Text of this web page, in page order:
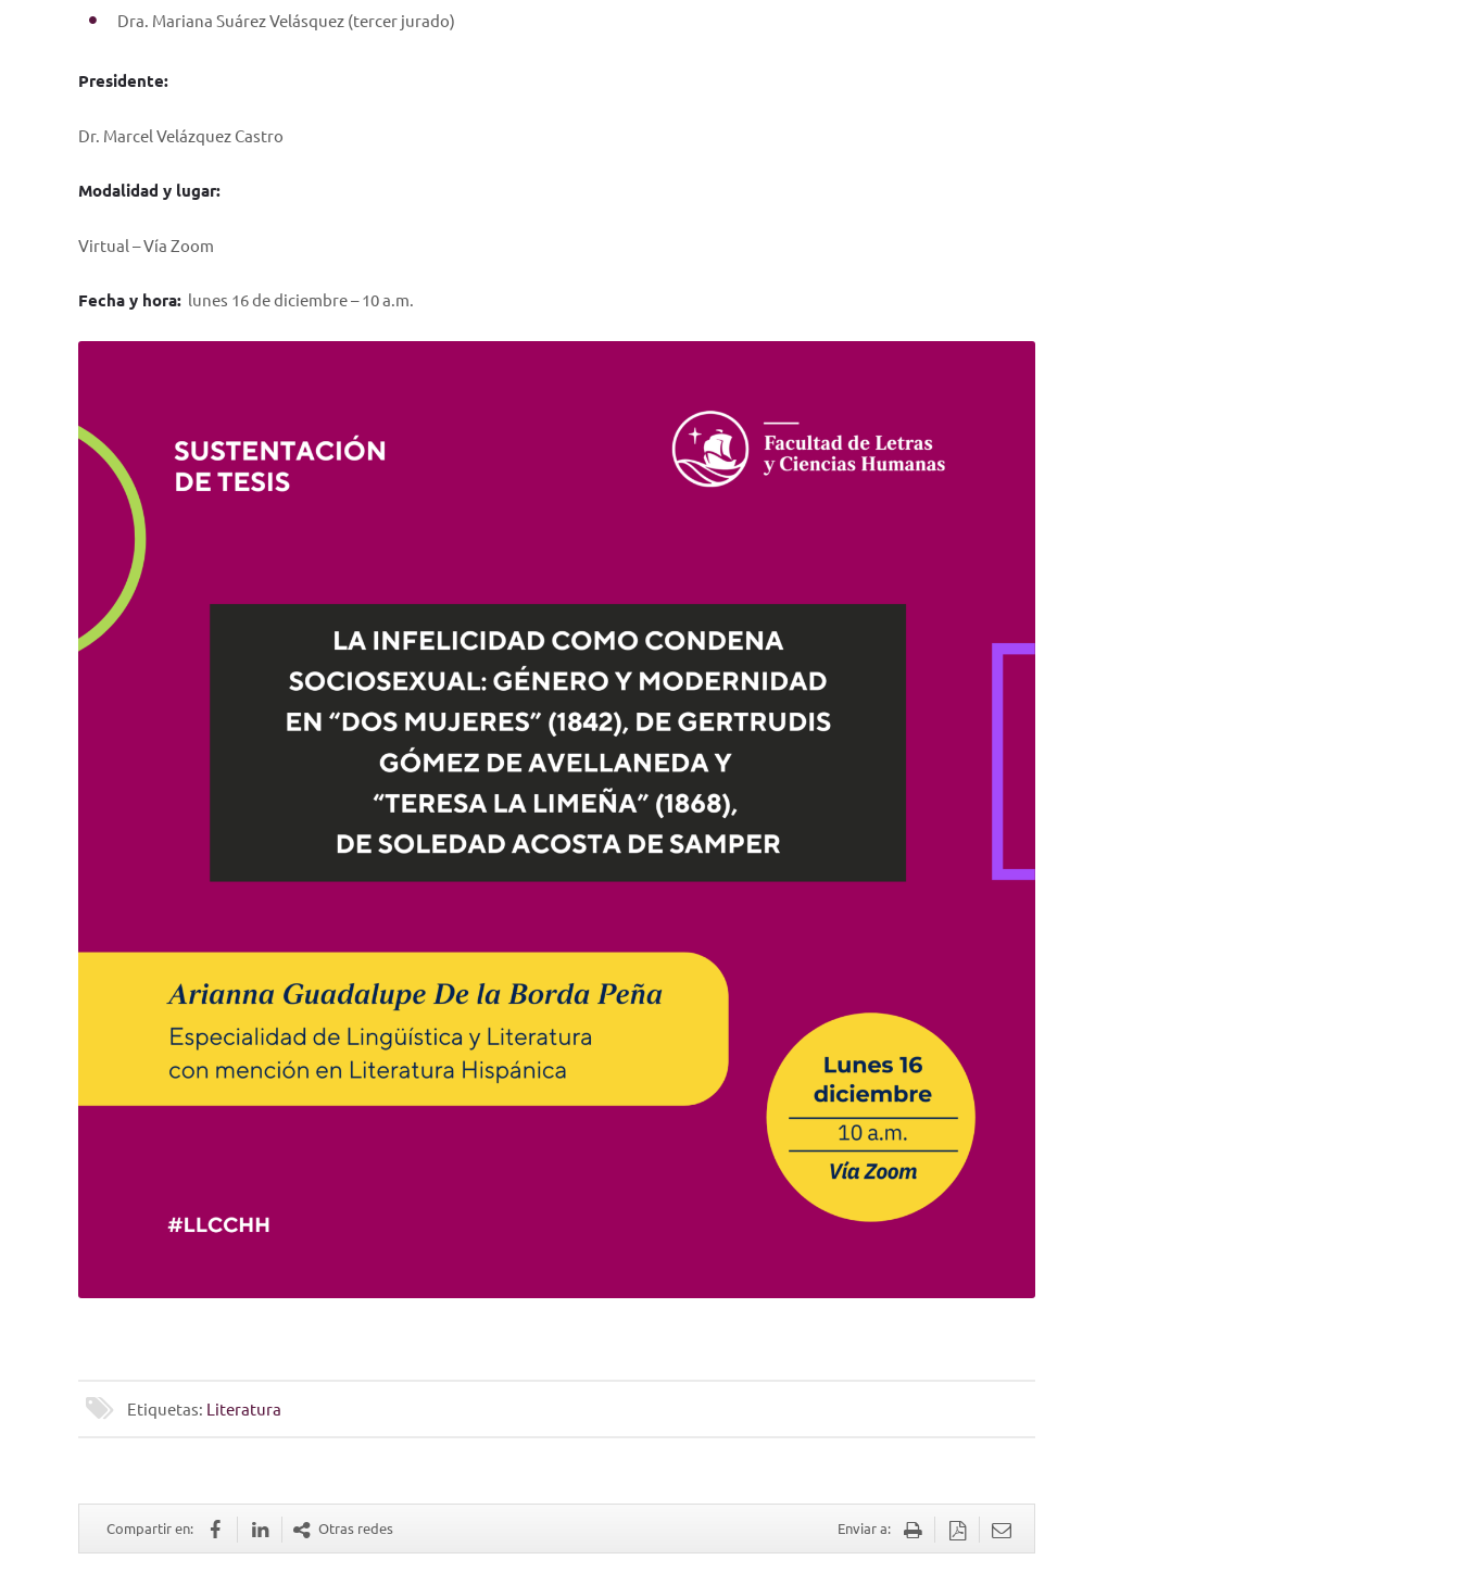
Dra. Mariana Suárez Velásquez (tercer jurado)
Presidente:
Dr. Marcel Velázquez Castro
Modalidad y lugar:
Virtual – Vía Zoom
Fecha y hora: lunes 16 de diciembre – 10 a.m.
Etiquetas: Literatura
Compartir en: Otras redes Enviar a: